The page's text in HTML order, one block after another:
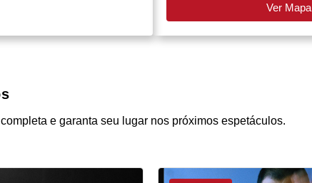
Ver Mapa
e garanta seu lugar nos próximos espetáculos.